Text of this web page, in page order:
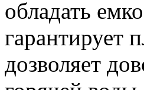
обладать
гарантирует
дозволяет